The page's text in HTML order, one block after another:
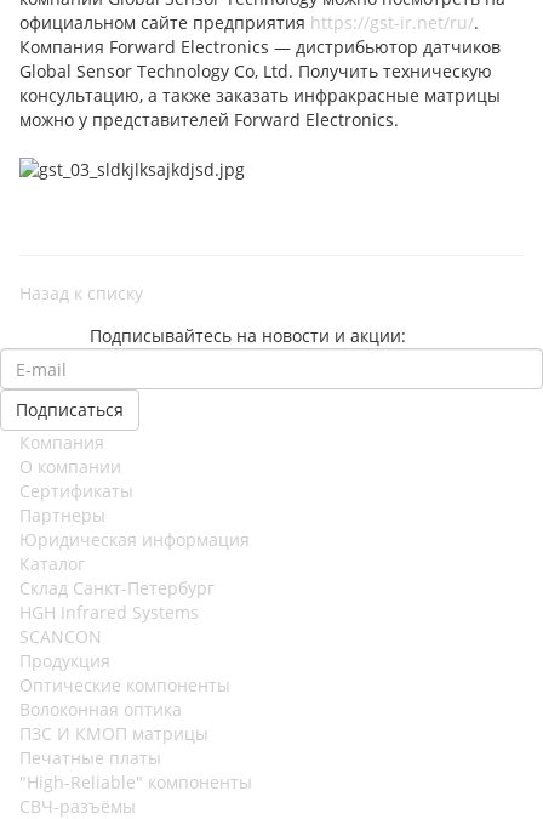
официальном сайте предприятия https://gst-ir.net/ru/.
Компания Forward Electronics — дистрибьютор датчиков
Global Sensor Technology Co, Ltd. Получить техническую
консультацию, а также заказать инфракрасные матрицы
можно у представителей Forward Electronics.
Назад к списку
Подписывайтесь на новости и акции:
Компания
О компании
Сертификаты
Партнеры
Юридическая информация
Каталог
Cклад Санкт-Петербург
HGH Infrared Systems
SCANCON
Продукция
Оптические компоненты
Волоконная оптика
ПЗС И КМОП матрицы
Печатные платы
"High-Reliable" компоненты
СВЧ-разъёмы